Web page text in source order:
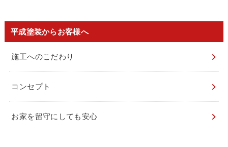
平成塗装からお客様へ
施工へのこだわり
コンセプト
お家を留守にしても安心